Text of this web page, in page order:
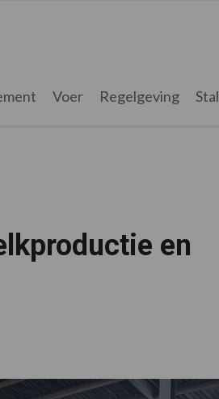
Voer Regelgeving Stal
en